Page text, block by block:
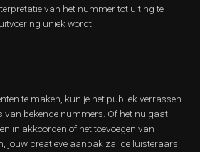
van het nummer tot uiting te
uniek wordt.
te maken, kun je het publiek verrassen
van bekende nummers. Of het nu gaat
in akkoorden of het toevoegen van
jouw creatieve aanpak zal de luisteraars